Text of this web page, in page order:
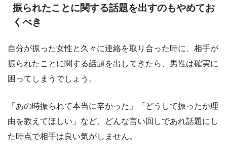
振られたことに関する話題を出すのもやめてお
くべき
自分が振った女性と久々に連絡を取り合った時に、相手が
振られたことに関する話題を出してきたら、男性は確実に
困ってしまうでしょう。
「あの時振られて本当に辛かった」「どうして振ったか理
由を教えてほしい」など、どんな言い回しであれ話題にし
た時点で相手は良い気がしません。